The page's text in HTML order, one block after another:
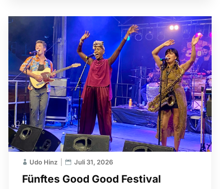
Fünftes Good Good Festival
Udo Hinz Juli 31, 2026